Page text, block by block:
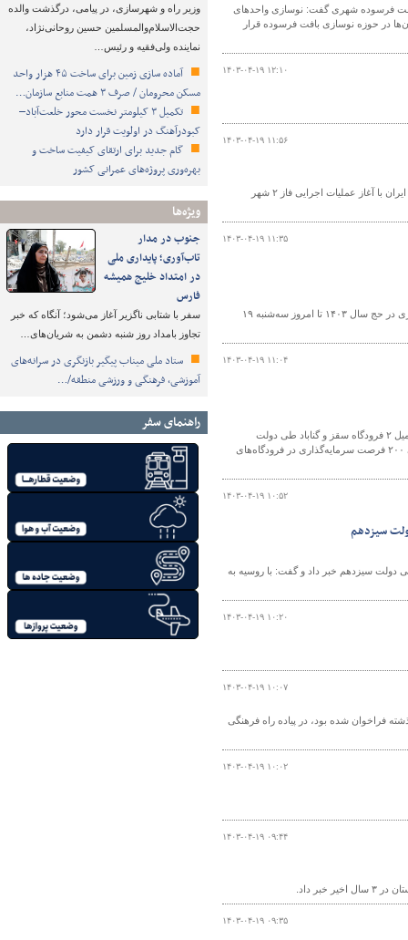
وزیر راه و شهرسازی، در پیامی، درگذشت والده
حجت‌الاسلام‌والمسلمین حسین روحانی‌نژاد،
نماینده ولی‌فقیه و رئیس…
آماده سازی زمین برای ساخت ۴۵ هزار واحد
مسکن محرومان / صرف ۳ همت منابع سازمان…
تکمیل ۳ کیلومتر نخست محور خلعت‌آباد–
کبودرآهنگ در اولویت قرار دارد
گام جدید برای ارتقای کیفیت ساخت و
بهره‌وری پروژه‌های عمرانی کشور
ویژه‌ها
جنوب در مدار
تاب‌آوری؛ پایداری ملی
در امتداد خلیج همیشه
فارس
سفر با شتابی ناگزیر آغاز می‌شود؛ آنگاه که خبر
تجاوز بامداد روز شنبه دشمن به شریان‌های…
ستاد ملی میناب پیگیر بازنگری در سرانه‌های
آموزشی، فرهنگی و ورزشی منطقه/…
راهنمای سفر
فرسوده شهری گفت: نوسازی واحدهای
صدر استان‌ها در حوزه نوسازی بافت فرسوده قرار
۱۴۰۳-۰۴-۱۹ ۱۲:۱۰
۱۴۰۳-۰۴-۱۹ ۱۱:۵۶
مدیرعامل شهر فرودگاهی امام خمینی (ره) گفت: در دولت سیزدهم آرزوی ۲۰ ساله مردم ایران با آغاز عملیات اجرایی فاز ۲ شهر
۱۴۰۳-۰۴-۱۹ ۱۱:۳۵
معاون عملیات پرواز شرکت هواپیمایی جمهوری اسلامی ایران از جابه‌جایی بیش از ۸۷ هزار زائر از ۲۱ ایستگاه پروازی در حج سال ۱۴۰۳ تا امروز سه‌شنبه ۱۹
۱۴۰۳-۰۴-۱۹ ۱۱:۰۴
مدیرعامل شرکت فرودگاه‌ها و ناوبری هوایی کشور با اشاره به سودآوری ۸.۵ همتی این شرکت در سال ۱۴۰۲ از تکمیل ۲ فرودگاه سقز و گناباد طی دولت
سیزدهم که چندین سال نیمه‌کاره مانده بودند، خبر داد و گفت: تدوین یک اطلس سرمایه‌گذاری با شناسایی و معرفی ۲۰۰ فرصت سرمایه‌گذاری در فرودگاه‌های
۱۴۰۳-۰۴-۱۹ ۱۰:۵۲
حمل‌ونقل هوایی طی دولت سیزدهم خبر داد و گفت: با روسیه به
۱۴۰۳-۰۴-۱۹ ۱۰:۲۰
۱۴۰۳-۰۴-۱۹ ۱۰:۰۷
فراخوان شده بود، در پیاده راه فرهنگی
۱۴۰۳-۰۴-۱۹ ۱۰:۰۲
۱۴۰۳-۰۴-۱۹ ۰۹:۴۴
۱۴۰۳-۰۴-۱۹ ۰۹:۳۵